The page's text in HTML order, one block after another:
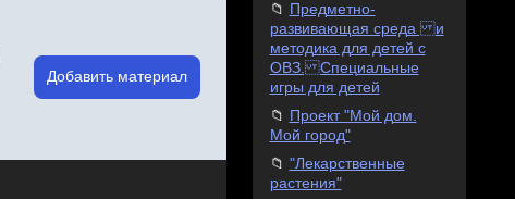
Добавить материал
Предметно-
развивающая среда и
методика для детей с
ОВЗ. Специальные
игры для детей
Проект "Мой дом.
Мой город"
"Лекарственные
растения"